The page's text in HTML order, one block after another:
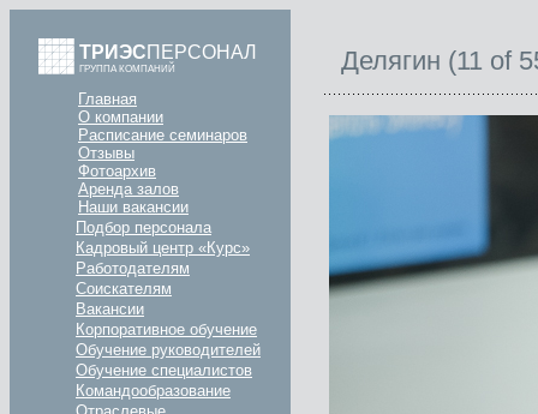
ТРИЭСПЕРСОНАЛ
ГРУППА КОМПАНИЙ
Главная
О компании
Расписание семинаров
Отзывы
Фотоархив
Аренда залов
Наши вакансии
Подбор персонала
Кадровый центр «Курс»
Работодателям
Соискателям
Вакансии
Корпоративное обучение
Обучение руководителей
Обучение специалистов
Командообразование
Делягин (11 of